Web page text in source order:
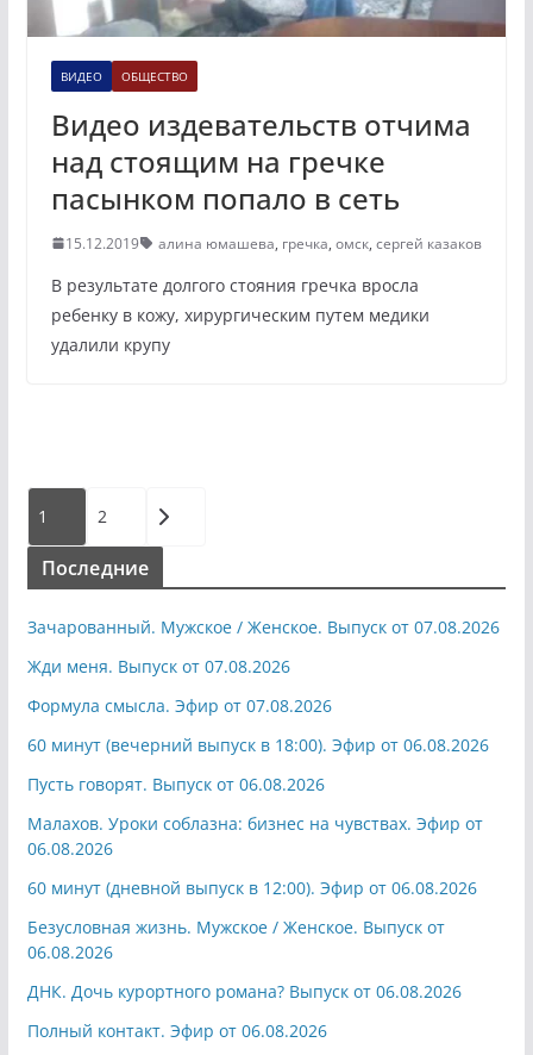
ВИДЕО ОБЩЕСТВО
Видео издевательств отчима
над стоящим на гречке
пасынком попало в сеть
15.12.2019 алина юмашева, гречка, омск, сергей казаков
В результате долгого стояния гречка вросла
ребенку в кожу, хирургическим путем медики
удалили крупу
Пагинация
записей
1 2
Последние
Зачарованный. Мужское / Женское. Выпуск от 07.08.2026
Жди меня. Выпуск от 07.08.2026
Формула смысла. Эфир от 07.08.2026
60 минут (вечерний выпуск в 18:00). Эфир от 06.08.2026
Пусть говорят. Выпуск от 06.08.2026
Малахов. Уроки соблазна: бизнес на чувствах. Эфир от
06.08.2026
60 минут (дневной выпуск в 12:00). Эфир от 06.08.2026
Безусловная жизнь. Мужское / Женское. Выпуск от
06.08.2026
ДНК. Дочь курортного романа? Выпуск от 06.08.2026
Полный контакт. Эфир от 06.08.2026